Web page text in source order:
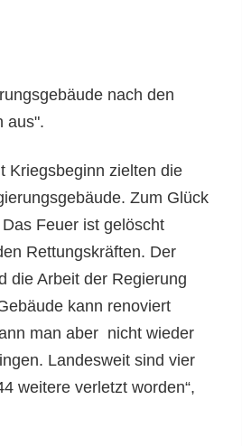
nach den
aus".
Kriegsbeginn zielten die
Zum Glück
Feuer ist gelöscht
Rettungskräften. Der
die Arbeit der Regierung
kann renoviert
man aber nicht wieder
Landesweit sind vier
weitere verletzt worden“,